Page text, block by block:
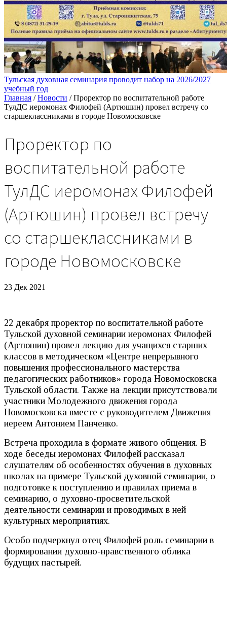
Тульская духовная семинария проводит набор на 2026/2027
учебный год
Главная / Новости / Проректор по воспитательной работе
ТулДС иеромонах Филофей (Артюшин) провел встречу со
старшеклассниками в городе Новомосковске
Проректор по
воспитательной работе
ТулДС иеромонах Филофей
(Артюшин) провел встречу
со старшеклассниками в
городе Новомосковске
23 Дек 2021
22 декабря проректор по воспитательной работе
Тульской духовной семинарии иеромонах Филофей
(Артюшин) провел лекцию для учащихся старших
классов в методическом «Центре непрерывного
повышения профессионального мастерства
педагогических работников» города Новомосковска
Тульской области. Также на лекции присутствовали
участники Молодежного движения города
Новомосковска вместе с руководителем Движения
иереем Антонием Панченко.
Встреча проходила в формате живого общения. В
ходе беседы иеромонах Филофей рассказал
слушателям об особенностях обучения в духовных
школах на примере Тульской духовной семинарии, о
подготовке к поступлению и правилах приема в
семинарию, о духовно-просветительской
деятельности семинарии и проводимых в ней
культурных мероприятиях.
Особо подчеркнул отец Филофей роль семинарии в
формировании духовно-нравственного облика
будущих пастырей.